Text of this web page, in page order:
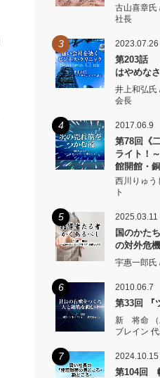
古山喜章氏
社長
3 2023.07.26
第203話
はやめなさ
井上和弘氏
会長
4 2017.06.9
第78回《
ライト！
館開館・
西川りゅう
ト
5 2025.03.11
国のかた
の対外危
宇惠一郎氏
6 2010.06.7
第33回 『
新 将命 （
ブレイン
7 2024.10.15
第104回